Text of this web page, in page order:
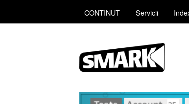
CONTINUT Servicii